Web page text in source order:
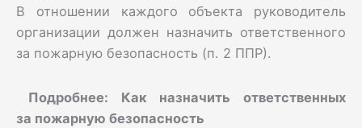
В отношении каждого объекта руководитель
организации должен назначить ответственного
за пожарную безопасность (п. 2 ППР).
Подробнее: Как назначить ответственных
за пожарную безопасность